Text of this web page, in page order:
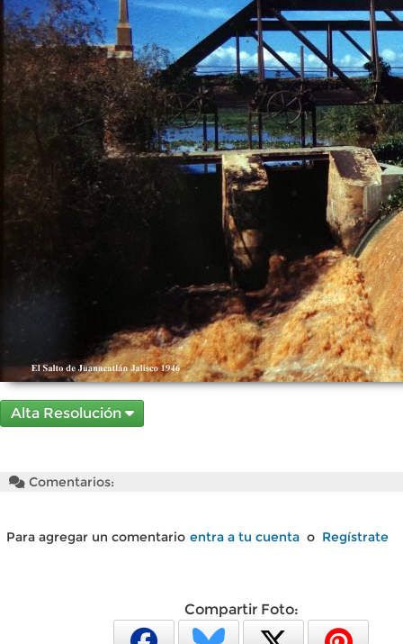
Alta Resolución
Comentarios:
Para agregar un comentario entra a tu cuenta o Regístrate
Compartir Foto: